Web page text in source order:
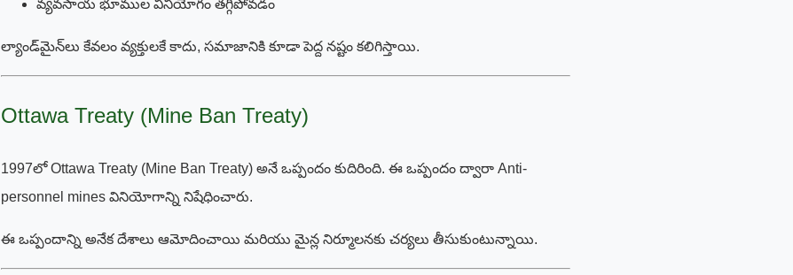
వ్యవసాయ భూముల వినియోగం తగ్గిపోవడం
ల్యాండ్‌మైన్‌లు కేవలం వ్యక్తులకే కాదు, సమాజానికి కూడా పెద్ద నష్టం కలిగిస్తాయి.
Ottawa Treaty (Mine Ban Treaty)
1997లో Ottawa Treaty (Mine Ban Treaty) అనే ఒప్పందం కుదిరింది. ఈ ఒప్పందం ద్వారా Anti-
personnel mines వినియోగాన్ని నిషేధించారు.
ఈ ఒప్పందాన్ని అనేక దేశాలు ఆమోదించాయి మరియు మైన్ల నిర్మూలనకు చర్యలు తీసుకుంటున్నాయి.